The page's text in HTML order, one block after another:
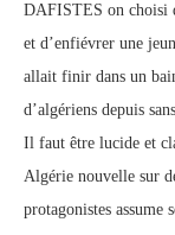
DAFISTES on choisi
et d’enfiévrer une
allait finir dans un
d’algériens depuis
Il faut être lucide et
Algérie nouvelle sur
protagonistes assume